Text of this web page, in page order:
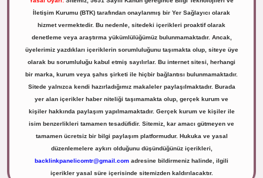
İletişim Kurumu (BTK) tarafından onaylanmış bir Yer Sağlayıcı olarak
hizmet vermektedir. Bu nedenle, sitedeki içerikleri proaktif olarak
denetleme veya araştırma yükümlülüğümüz bulunmamaktadır. Ancak,
üyelerimiz yazdıkları içeriklerin sorumluluğunu taşımakta olup, siteye üye
olarak bu sorumluluğu kabul etmiş sayılırlar. Bu internet sitesi, herhangi
bir marka, kurum veya şahıs şirketi ile hiçbir bağlantısı bulunmamaktadır.
Sitede yalnızca kendi hazırladığımız makaleler paylaşılmaktadır. Burada
yer alan içerikler haber niteliği taşımamakta olup, gerçek kurum ve
kişiler hakkında paylaşım yapılmamaktadır. Gerçek kurum ve kişiler ile
isim benzerlikleri tamamen tesadüfidir. Sitemiz, kar amacı gütmeyen ve
tamamen ücretsiz bir bilgi paylaşım platformudur. Hukuka ve yasal
düzenlemelere aykırı olduğunu düşündüğünüz içerikleri,
backlinkpanelicomtr@gmail.com adresine bildirmeniz halinde, ilgili
içerikler yasal süre içerisinde sitemizden kaldırılacaktır.